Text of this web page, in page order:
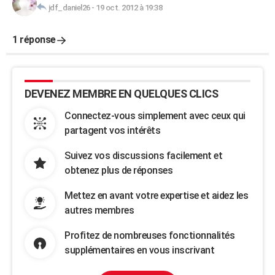
jdf_daniel26- 19 oct. 2012 à 19:38
1 réponse
DEVENEZ MEMBRE EN QUELQUES CLICS
Connectez-vous simplement avec ceux qui
partagent vos intérêts
Suivez vos discussions facilement et
obtenez plus de réponses
Mettez en avant votre expertise et aidez les
autres membres
Profitez de nombreuses fonctionnalités
supplémentaires en vous inscrivant